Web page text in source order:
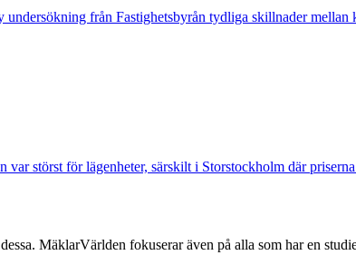
från Fastighetsbyrån tydliga skillnader
störst för lägenheter, särskilt i Storstockholm där
MäklarVärlden fokuserar även på alla som har en